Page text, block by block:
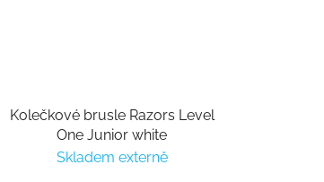
Kolečkové brusle Razors Level
One Junior white
Skladem externě